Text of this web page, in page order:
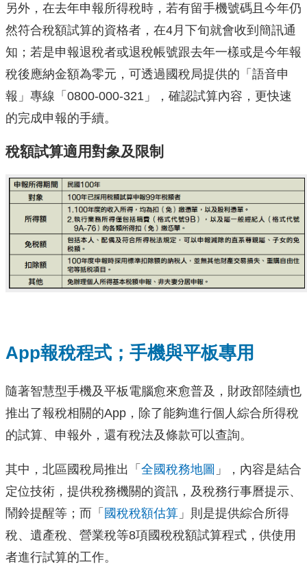
另外，在去年申報所得稅時，若有留手機號碼且今年仍
然符合稅額試算的資格者，在4月下旬就會收到簡訊通
知；若是申報退稅者或退稅帳號跟去年一樣或是今年報
稅後應納金額為零元，可透過國稅局提供的「語音申
報」專線「0800-000-321」，確認試算內容，更快速
的完成申報的手續。
稅額試算適用對象及限制
App報稅程式；手機與平板專用
隨著智慧型手機及平板電腦愈來愈普及，財政部陸續也
推出了報稅相關的App，除了能夠進行個人綜合所得稅
的試算、申報外，還有稅法及條款可以查詢。
其中，北區國稅局推出「 全國稅務地圖 」，內容是結合
定位技術，提供稅務機關的資訊，及稅務行事曆提示、
鬧鈴提醒等；而「 國稅稅額估算 」則是提供綜合所得
稅、遺產稅、營業稅等8項國稅稅額試算程式，供使用
者進行試算的工作。